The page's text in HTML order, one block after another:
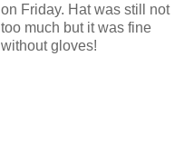
on Friday. Hat was still not
too much but it was fine
without gloves!